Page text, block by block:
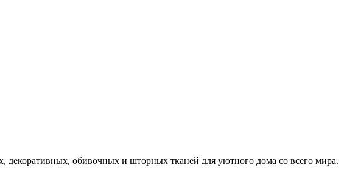
обивочных и шторных тканей для уютного дома со всего мира.